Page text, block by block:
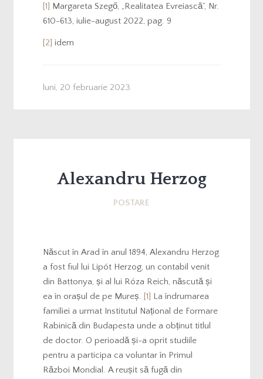
[1] Margareta Szegő, „Realitatea Evreiască”, Nr.
610-613, iulie-august 2022, pag. 9
[2] idem
luni, 20 februarie 2023
Alexandru Herzog
POSTARE
Născut în Arad în anul 1894, Alexandru Herzog
a fost fiul lui Lipót Herzog, un contabil venit
din Battonya, și al lui Róza Reich, născută și
ea în orașul de pe Mureș. [1] La îndrumarea
familiei a urmat Institutul Național de Formare
Rabinică din Budapesta unde a obținut titlul
de doctor. O perioadă și-a oprit studiile
pentru a participa ca voluntar în Primul
Război Mondial. A reușit să fugă din